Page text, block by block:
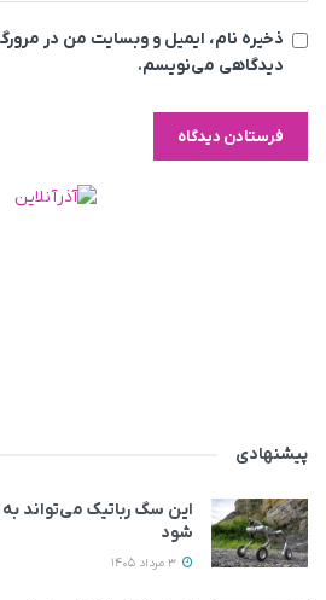
ذخیره نام، ایمیل و وبسایت من در
دیدگاهی می‌نویسم.
پیشنهادی
این سگ رباتیک می‌تواند
شود